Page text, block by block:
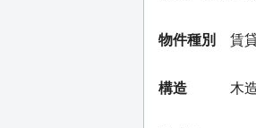
物件種別 賃
構造 木